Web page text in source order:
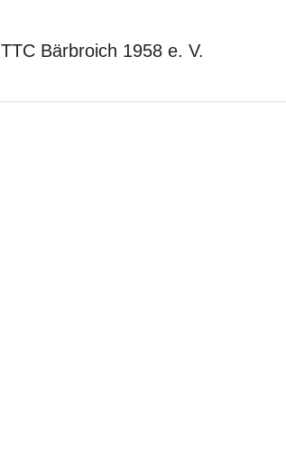
TTC Bärbroich 1958 e. V.